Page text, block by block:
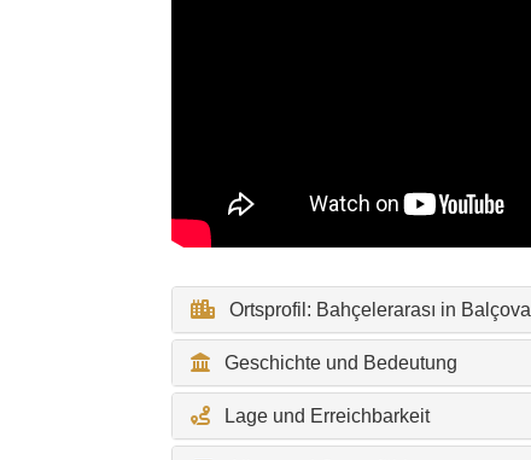
Ortsprofil: Bahçelerarası in Balçova
Geschichte und Bedeutung
Lage und Erreichbarkeit